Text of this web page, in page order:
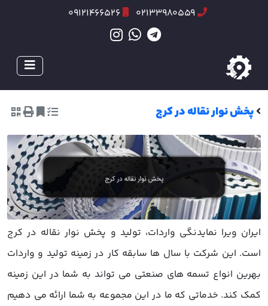
02133980559
09121466526
پخش نوار نقاله در کرج
ایران ویرا نمایدنگی واردات، تولید و پخش نوار نقاله در کرج
است. این شرکت با سال ها سابقه کار در زمینه تولید و واردات
بهرین انواع تسمه های صنعتی می تواند به شما در این زمینه
کمک کند. خدماتی که ما در این مجموعه به شما ارائه می دهیم